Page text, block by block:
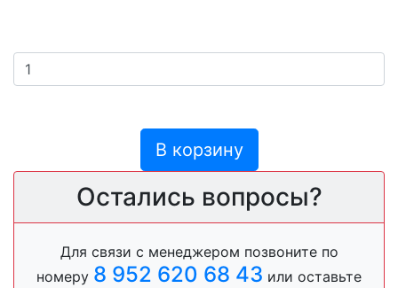
В корзину
Остались вопросы?
Для связи с менеджером позвоните по
номеру 8 952 620 68 43 или оставьте